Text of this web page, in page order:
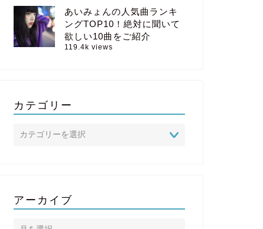
あいみょんの人気曲ランキ
ングTOP10！絶対に聞いて
欲しい10曲をご紹介
119.4k views
カテゴリー
アーカイブ